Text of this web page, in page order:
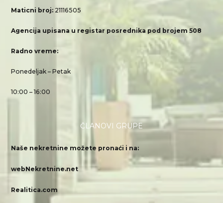
Maticni broj: 21116505
Agencija upisana u registar posrednika pod brojem 508
Radno vreme:
Ponedeljak – Petak
10:00 – 16:00
ČLANOVI GRUPE
Naše nekretnine možete pronaći i na:
webNekretnine.net
Realitica.com